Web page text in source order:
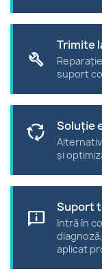
build
Trimite
suport
cycle Soluție
și
chat_info
Suport
Intră în
aplicat